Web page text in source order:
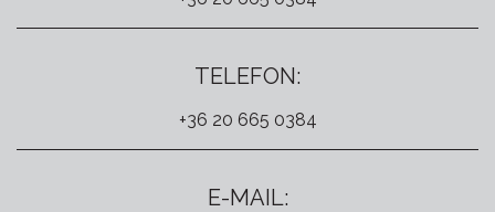
TELEFON:
+36 20 665 0384
E-MAIL: